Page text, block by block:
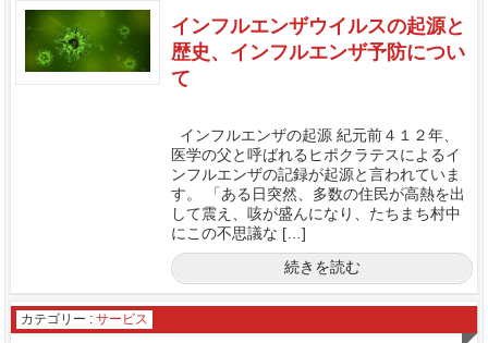
インフルエンザウイルスの起源と
歴史、インフルエンザ予防につい
て
インフルエンザの起源 紀元前４１２年、
医学の父と呼ばれるヒポクラテスによるイ
ンフルエンザの記録が起源と言われていま
す。 「ある日突然、多数の住民が高熱を出
して震え、咳が盛んになり、たちまち村中
にこの不思議な […]
続きを読む
カテゴリー : サービス